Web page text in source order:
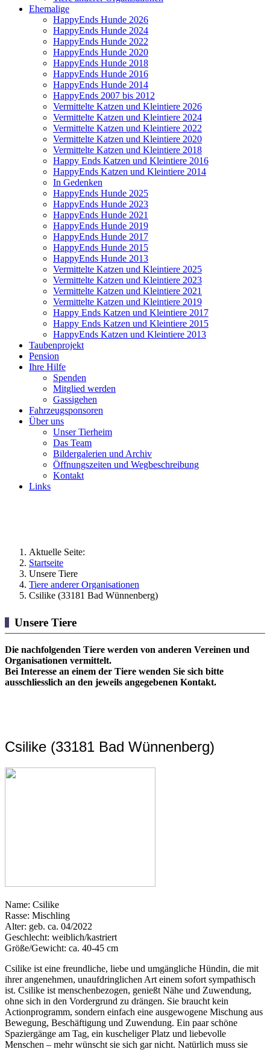
Ehemalige
HappyEnds Hunde 2026
HappyEnds Hunde 2024
HappyEnds Hunde 2022
HappyEnds Hunde 2020
HappyEnds Hunde 2018
HappyEnds Hunde 2016
HappyEnds Hunde 2014
HappyEnds 2007 bis 2012
Vermittelte Katzen und Kleintiere 2026
Vermittelte Katzen und Kleintiere 2024
Vermittelte Katzen und Kleintiere 2022
Vermittelte Katzen und Kleintiere 2020
Vermittelte Katzen und Kleintiere 2018
Happy Ends Katzen und Kleintiere 2016
HappyEnds Katzen und Kleintiere 2014
In Gedenken
HappyEnds Hunde 2025
HappyEnds Hunde 2023
HappyEnds Hunde 2021
HappyEnds Hunde 2019
HappyEnds Hunde 2017
HappyEnds Hunde 2015
HappyEnds Hunde 2013
Vermittelte Katzen und Kleintiere 2025
Vermittelte Katzen und Kleintiere 2023
Vermittelte Katzen und Kleintiere 2021
Vermittelte Katzen und Kleintiere 2019
Happy Ends Katzen und Kleintiere 2017
Happy Ends Katzen und Kleintiere 2015
HappyEnds Katzen und Kleintiere 2013
Taubenprojekt
Pension
Ihre Hilfe
Spenden
Mitglied werden
Gassigehen
Fahrzeugsponsoren
Über uns
Unser Tierheim
Das Team
Bildergalerien und Archiv
Öffnungszeiten und Wegbeschreibung
Kontakt
Links
Aktuelle Seite:
Startseite
Unsere Tiere
Tiere anderer Organisationen
Csilike (33181 Bad Wünnenberg)
Unsere Tiere
Die nachfolgenden Tiere werden von anderen Vereinen und
Organisationen vermittelt.
Bei Interesse an einem der Tiere wenden Sie sich bitte
ausschliesslich an den jeweils angegebenen Kontakt.
Csilike (33181 Bad Wünnenberg)
Name: Csilike
Rasse: Mischling
Alter: geb. ca. 04/2022
Geschlecht: weiblich/kastriert
Größe/Gewicht: ca. 40-45 cm
Csilike ist eine freundliche, liebe und umgängliche Hündin, die mit
ihrer angenehmen, unaufdringlichen Art einem sofort sympathisch
ist. Csilike ist menschenbezogen, genießt Nähe und Zuwendung,
ohne sich in den Vordergrund zu drängen. Sie braucht kein
Actionprogramm, sondern einfach eine ausgewogene Mischung aus
Bewegung, Beschäftigung und Zuwendung. Ein paar schöne
Spaziergänge am Tag, ein kuscheliger Platz und liebevolle
Menschen – mehr wünscht sie sich gar nicht. Natürlich muss sie